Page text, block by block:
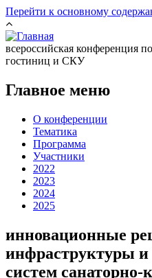
Перейти к основному
всероссийская конференция
гостиниц и СКУ
Главное меню
О конференции
Тематика
Программа
Участники
2022
2023
2024
2025
инновационные
инфраструктуры
систем санаторно-